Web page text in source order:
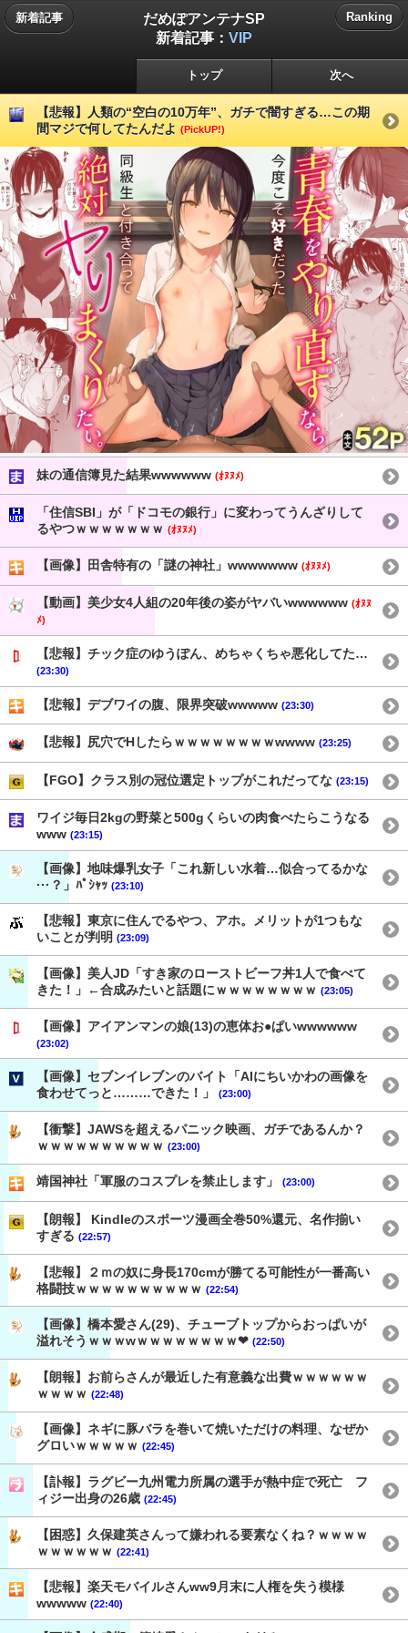
新着記事
だめぽアンテナSP
新着記事： VIP
Ranking
トップ 次へ
【悲報】人類の“空白の10万年”、ガチで闇すぎる…この期
間マジで何してたんだよ (PickUP!)
妹の通信簿見た結果wwwwww (ｵﾇﾇﾒ)
「住信SBI」が「ドコモの銀行」に変わってうんざりして
るやつｗｗｗｗｗｗｗ (ｵﾇﾇﾒ)
【画像】田舎特有の「謎の神社」wwwwwww (ｵﾇﾇﾒ)
【動画】美少女4人組の20年後の姿がヤバいwwwwww (ｵﾇﾇ
ﾒ)
【悲報】チック症のゆうぽん、めちゃくちゃ悪化してた…
(23:30)
【悲報】デブワイの腹、限界突破wwwww (23:30)
【悲報】尻穴でHしたらｗｗｗｗｗｗｗｗwwww (23:25)
【FGO】クラス別の冠位選定トップがこれだってな (23:15)
ワイジ毎日2kgの野菜と500gくらいの肉食べたらこうなる
www (23:15)
【画像】地味爆乳女子「これ新しい水着…似合ってるかな
···？」ﾊﾟｼｬｯ (23:10)
【悲報】東京に住んでるやつ、アホ。メリットが1つもな
いことが判明 (23:09)
【画像】美人JD「すき家のローストビーフ丼1人で食べて
きた！」←合成みたいと話題にｗｗｗｗｗｗｗｗ (23:05)
【画像】アイアンマンの娘(13)の恵体お●ぱいwwwwww
(23:02)
【画像】セブンイレブンのバイト「AIにちいかわの画像を
食わせてっと………できた！」
(23:00)
【衝撃】JAWSを超えるパニック映画、ガチであるんか？
ｗｗｗｗｗｗｗｗｗｗ (23:00)
靖国神社「軍服のコスプレを禁止します」 (23:00)
【朗報】 Kindleのスポーツ漫画全巻50%還元、名作揃い
すぎる (22:57)
【悲報】２ｍの奴に身長170cmが勝てる可能性が一番高い
格闘技ｗｗｗｗｗｗｗｗｗｗ (22:54)
【画像】橋本愛さん(29)、チューブトップからおっぱいが
溢れそうｗｗｗwｗｗｗｗｗｗｗｗ❤ (22:50)
【朗報】お前らさんが最近した有意義な出費ｗｗｗｗｗｗ
ｗｗｗｗ (22:48)
【画像】ネギに豚バラを巻いて焼いただけの料理、なぜか
グロいｗｗｗｗｗ (22:45)
【訃報】ラグビー九州電力所属の選手が熱中症で死亡 フ
ィジー出身の26歳 (22:45)
【困惑】久保建英さんって嫌われる要素なくね？ｗｗｗｗ
ｗｗｗｗｗｗ (22:41)
【悲報】楽天モバイルさんww9月末に人権を失う模様
wwwww (22:40)